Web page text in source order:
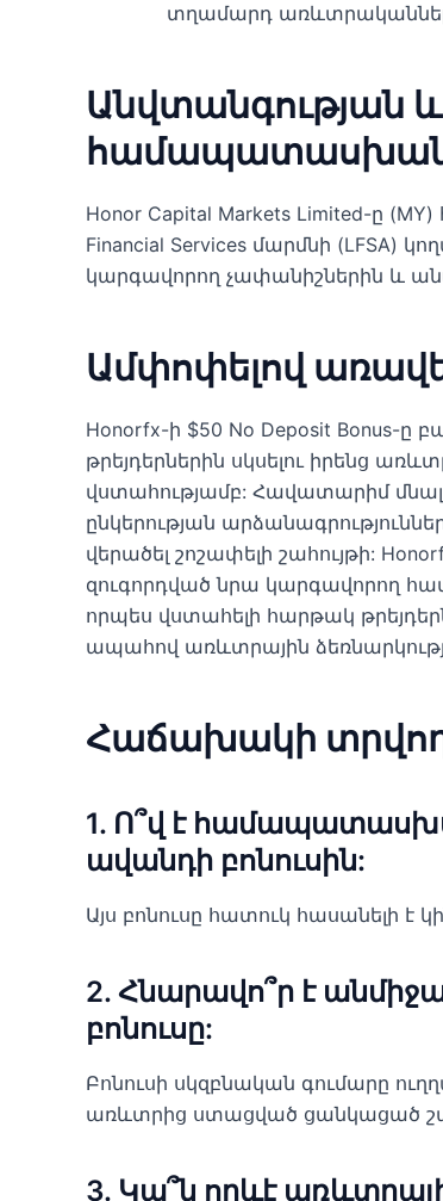
տղամարդ
Անվտանգության և
Honor Capital Markets Limited-ը
Financial Services մարմնի (LFSA)
կարգավորող չափանիշներին և
Ամփոփելով
Honorfx-ի $50 No Deposit Bonus-ը
թրեյդերներին սկսելու իրենց
վստահությամբ: Հավատարիմ
ընկերության
վերածել շոշափելի շահույթի:
զուգորդված նրա կարգավորող
որպես վստահելի հարթակ
ապահով առևտրային
Հաճախակի
1. Ո՞վ է
ավանդի բոնուսին:
Այս բոնուսը հատուկ հասանելի է
2. Հնարավո՞ր է
բոնուսը:
Բոնուսի սկզբնական գումարը
առևտրից ստացված ցանկացած
3. Կա՞ն որևէ